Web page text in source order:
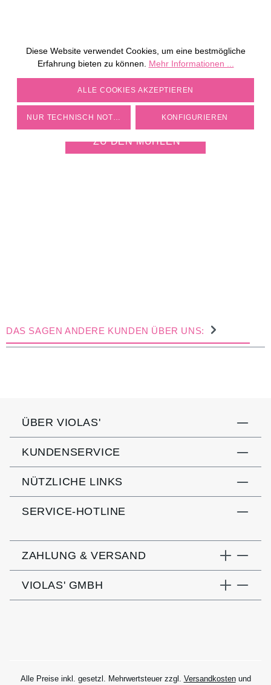
JETZT KOSTENLOS
MÜHLE PERSONALISIEREN
ZU DEN MÜHLEN
DAS SAGEN ANDERE KUNDEN ÜBER UNS:
ÜBER VIOLAS'
KUNDENSERVICE
NÜTZLICHE LINKS
SERVICE-HOTLINE
ZAHLUNG & VERSAND
VIOLAS' GMBH
Alle Preise inkl. gesetzl. Mehrwertsteuer zzgl. Versandkostenund
Diese Website verwendet Cookies, um eine bestmögliche
Erfahrung bieten zu können. Mehr Informationen ...
COOKIE-EINSTELLUNGEN
ALLE COOKIES AKZEPTIEREN
NUR TECHNISCH NOTWENDIGE KONFIGURIEREN